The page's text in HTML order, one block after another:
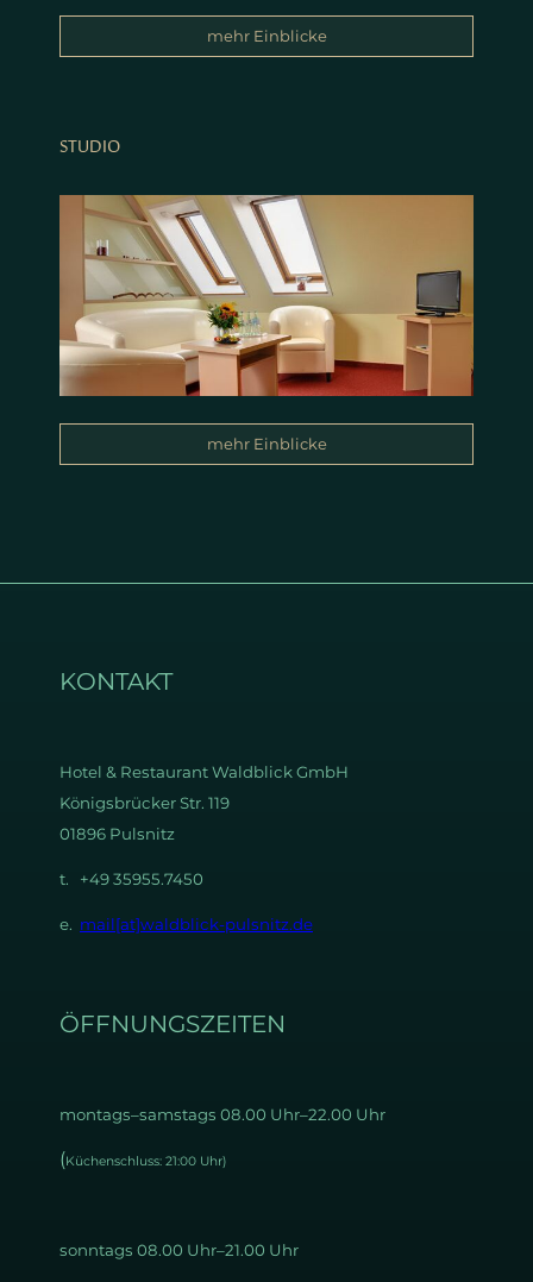
mehr Einblicke
STUDIO
mehr Einblicke
KONTAKT
Hotel & RestaurantWaldblick GmbH
Königsbrücker Str. 119
01896 Pulsnitz
t. +49 35955.7450
e. mail[at]waldblick-pulsnitz.de
ÖFFNUNGSZEITEN
montags–samstags 08.00 Uhr–22.00 Uhr
(Küchenschluss: 21:00 Uhr)
sonntags 08.00 Uhr–21.00 Uhr